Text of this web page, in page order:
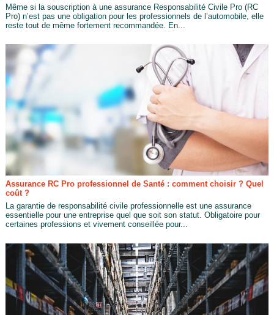
Même si la souscription à une assurance Responsabilité Civile Pro (RC
Pro) n’est pas une obligation pour les professionnels de l’automobile, elle
reste tout de même fortement recommandée. En...
Assurance RC Pro professionnel de Santé : comment choisir ? Quel
coût ?
La garantie de responsabilité civile professionnelle est une assurance
essentielle pour une entreprise quel que soit son statut. Obligatoire pour
certaines professions et vivement conseillée pour...